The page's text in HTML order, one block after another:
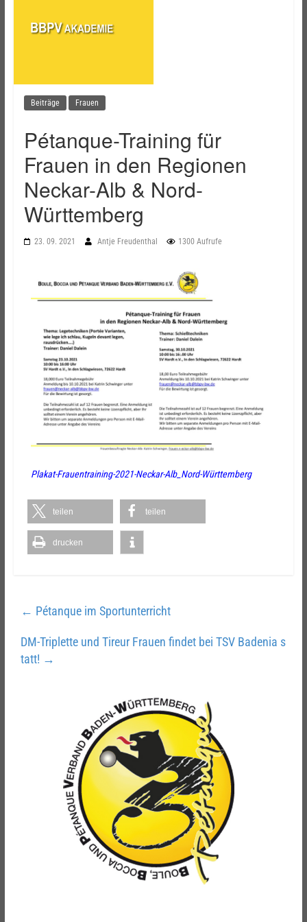
Beiträge Frauen
Pétanque-Training für
Frauen in den Regionen
Neckar-Alb & Nord-
Württemberg
23. 09. 2021 Antje Freudenthal 1300 Aufrufe
Plakat-Frauentraining-2021-Neckar-Alb_Nord-Württemberg
teilen teilen
drucken
← Pétanque im Sportunterricht
DM-Triplette und Tireur Frauen findet bei TSV Badenia s
tatt! →